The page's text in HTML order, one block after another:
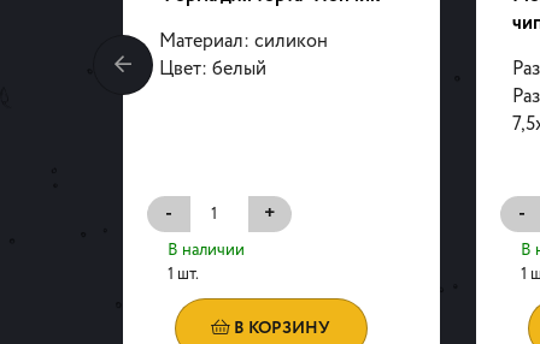
Материал: силикон
Цвет: белый
- +
В наличии
1 шт.
В КОРЗИНУ
-
В
1